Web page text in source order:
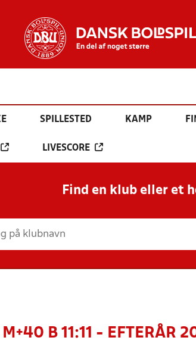
SPILLESTED KAMP
LIVESCORE
Find en klub eller et
M+40 B 11:11 - EFTERÅR